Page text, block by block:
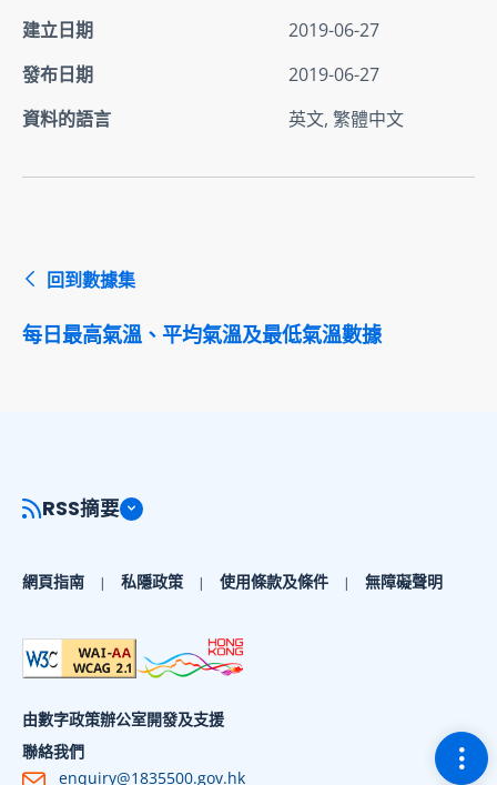
建立日期
2019-06-27
發布日期
2019-06-27
資料的語言
英文, 繁體中文
回到數據集
每日最高氣溫、平均氣溫及最低氣溫數據
切
RSS摘要
網頁指南 私隱政策 使用條款及條件 無障礙聲明
由數字政策辦公室開發及支援
聯絡我們
enquiry@1835500.gov.hk